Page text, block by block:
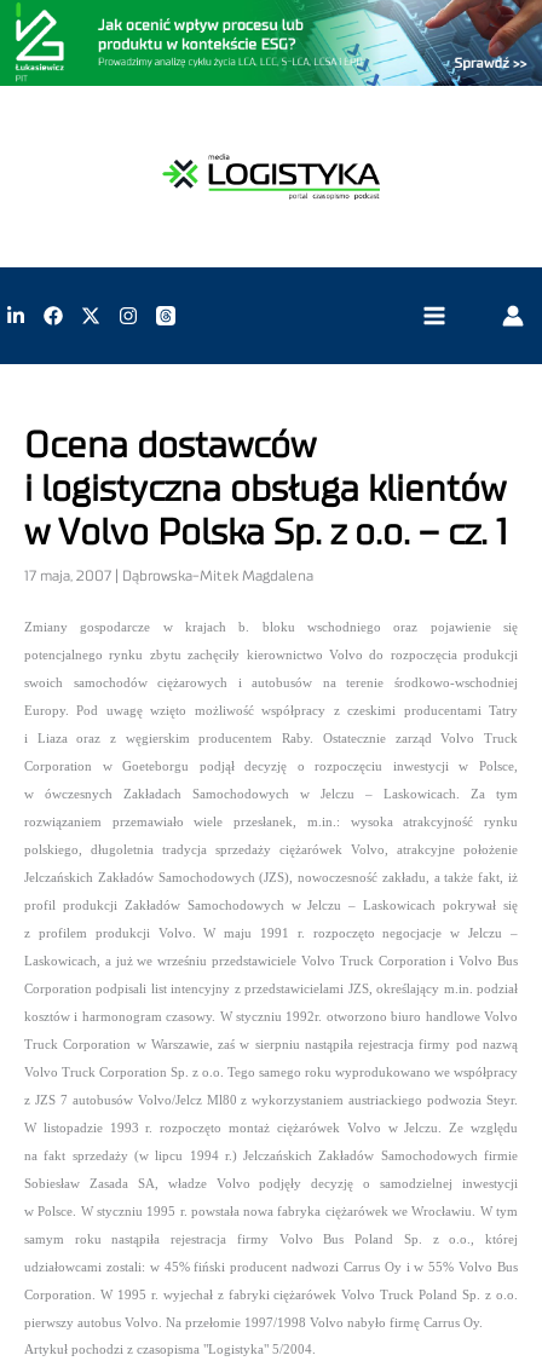
Ocena dostawców
i logistyczna obsługa klientów
w Volvo Polska Sp. z o.o. – cz. 1
17 maja, 2007 | Dąbrowska-Mitek Magdalena
Zmiany gospodarcze w krajach b. bloku wschodniego oraz pojawienie się
potencjalnego rynku zbytu zachęciły kierownictwo Volvo do rozpoczęcia produkcji
swoich samochodów ciężarowych i autobusów na terenie środkowo-wschodniej
Europy. Pod uwagę wzięto możliwość współpracy z czeskimi producentami Tatry
i Liaza oraz z węgierskim producentem Raby. Ostatecznie zarząd Volvo Truck
Corporation w Goeteborgu podjął decyzję o rozpoczęciu inwestycji w Polsce,
w ówczesnych Zakładach Samochodowych w Jelczu – Laskowicach. Za tym
rozwiązaniem przemawiało wiele przesłanek, m.in.: wysoka atrakcyjność rynku
polskiego, długoletnia tradycja sprzedaży ciężarówek Volvo, atrakcyjne położenie
Jelczańskich Zakładów Samochodowych (JZS), nowoczesność zakładu, a także fakt, iż
profil produkcji Zakładów Samochodowych w Jelczu – Laskowicach pokrywał się
z profilem produkcji Volvo. W maju 1991 r. rozpoczęto negocjacje w Jelczu –
Laskowicach, a już we wrześniu przedstawiciele Volvo Truck Corporation i Volvo Bus
Corporation podpisali list intencyjny z przedstawicielami JZS, określający m.in. podział
kosztów i harmonogram czasowy. W styczniu 1992r. otworzono biuro handlowe Volvo
Truck Corporation w Warszawie, zaś w sierpniu nastąpiła rejestracja firmy pod nazwą
Volvo Truck Corporation Sp. z o.o. Tego samego roku wyprodukowano we współpracy
z JZS 7 autobusów Volvo/Jelcz Ml80 z wykorzystaniem austriackiego podwozia Steyr.
W listopadzie 1993 r. rozpoczęto montaż ciężarówek Volvo w Jelczu. Ze względu
na fakt sprzedaży (w lipcu 1994 r.) Jelczańskich Zakładów Samochodowych firmie
Sobiesław Zasada SA, władze Volvo podjęły decyzję o samodzielnej inwestycji
w Polsce. W styczniu 1995 r. powstała nowa fabryka ciężarówek we Wrocławiu. W tym
samym roku nastąpiła rejestracja firmy Volvo Bus Poland Sp. z o.o., której
udziałowcami zostali: w 45% fiński producent nadwozi Carrus Oy i w 55% Volvo Bus
Corporation. W 1995 r. wyjechał z fabryki ciężarówek Volvo Truck Poland Sp. z o.o.
pierwszy autobus Volvo. Na przełomie 1997/1998 Volvo nabyło firmę Carrus Oy.
Artykuł pochodzi z czasopisma "Logistyka" 5/2004.